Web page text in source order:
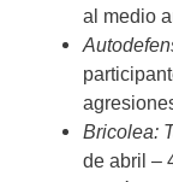
al medio
Bricolea:
de abril –